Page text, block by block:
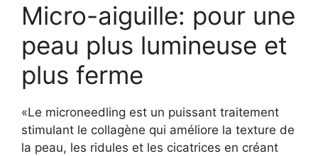
Micro-aiguille: pour une
peau plus lumineuse et
plus ferme
«Le microneedling est un puissant traitement
stimulant le collagène qui améliore la texture de
la peau, les ridules et les cicatrices en créant